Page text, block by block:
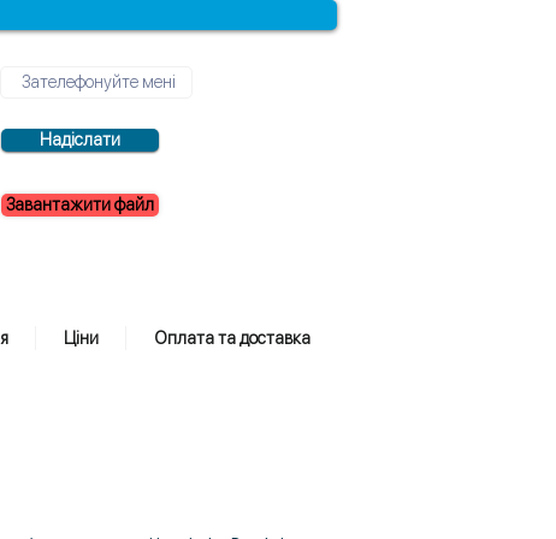
Надіслати
Завантажити файл
Ціни Оплата та доставка